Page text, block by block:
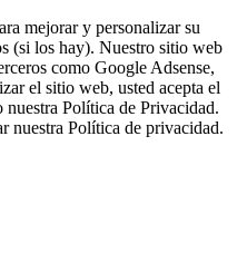
mejorar y personalizar su
(si los hay). Nuestro sitio web
como Google Adsense,
el sitio web, usted acepta el
Política de Privacidad.
nuestra Política de privacidad.